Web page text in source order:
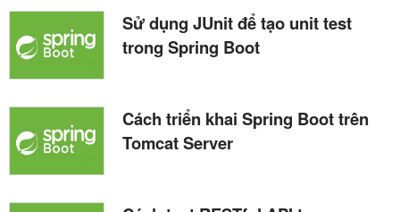
Sử dụng JUnit để tạo unit test
trong Spring Boot
Cách triển khai Spring Boot trên
Tomcat Server